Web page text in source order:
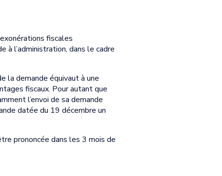
fiscales
à l’administration, dans le cadre
la demande équivaut à une
fiscaux. Pour autant que
l’envoi de sa demande
datée du 19 décembre un
prononcée dans les 3 mois de